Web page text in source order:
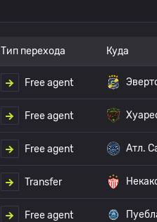
Тип перехода Куда
Free agent
Free agent
Free agent Атл.
Transfer
Free agent